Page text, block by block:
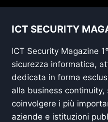
ICT SECURITY
ICT Security Magazine
sicurezza informatica,
dedicata in forma
alla business continuity,
coinvolgere i più
aziende e istituzioni